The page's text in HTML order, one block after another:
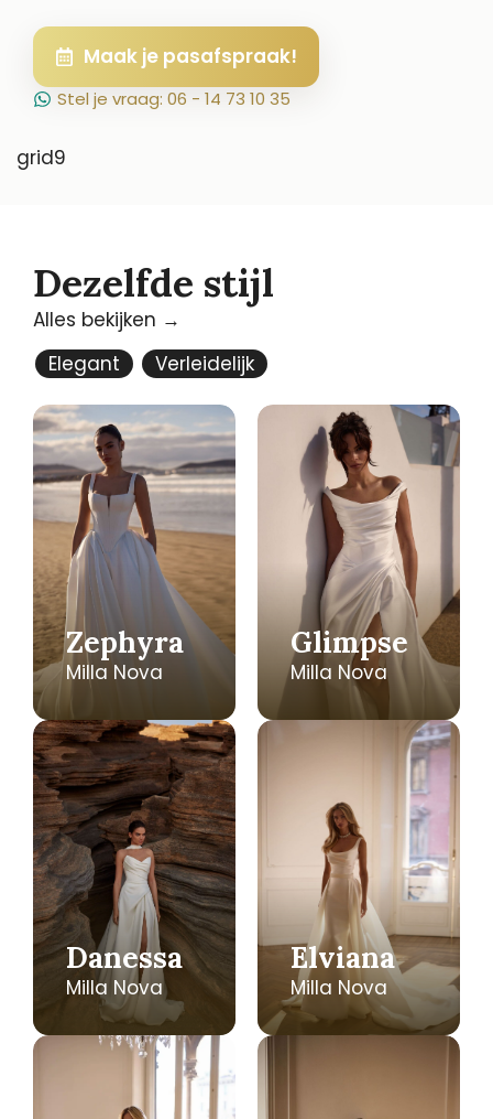
Maak je pasafspraak!
Stel je vraag: 06 - 14 73 10 35
grid9
Dezelfde stijl
Alles bekijken →
Elegant
Verleidelijk
Zephyra
Milla Nova
Glimpse
Milla Nova
Danessa
Milla Nova
Elviana
Milla Nova